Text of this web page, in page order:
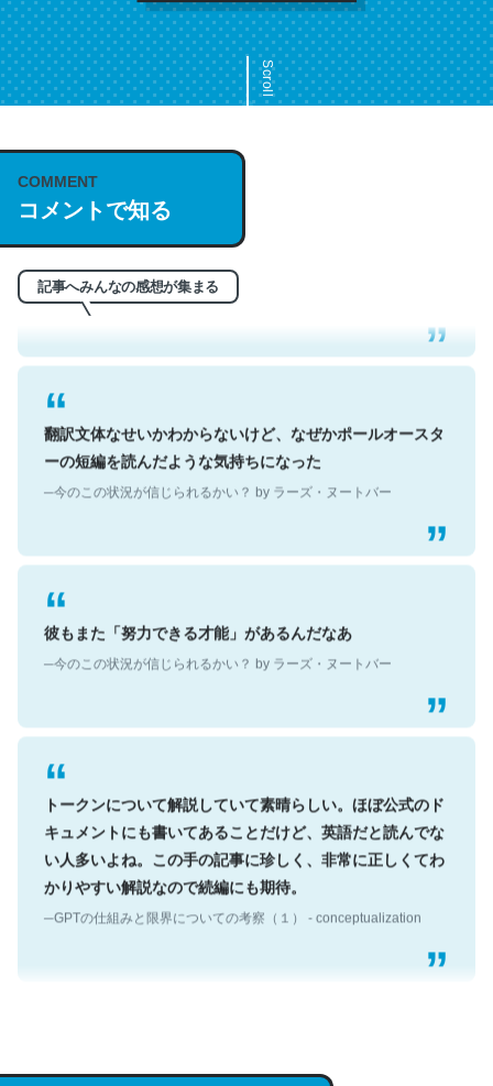
Scroll
COMMENT
コメントで知る
記事へみんなの感想が集まる
これは名文。彼はとてもクレバーなんだろうなと凄く思
う。英語少しでも読める人は原文もお勧め。自分はこの流
れ好き。Let’s Fucking Go. Then Covid hit. Shit.
─今のこの状況が信じられるかい？ by ラーズ・ヌートバー
翻訳文体なせいかわからないけど、なぜかポールオースタ
ーの短編を読んだような気持ちになった
彼もまた「努力できる才能」があるんだなあ
トークンについて解説していて素晴らしい。ほぼ公式のド
キュメントにも書いてあることだけど、英語だと読んでな
い人多いよね。この手の記事に珍しく、非常に正しくてわ
かりやすい解説なので続編にも期待。
説してる記事が少ないので貴重な良記事。/続編来た